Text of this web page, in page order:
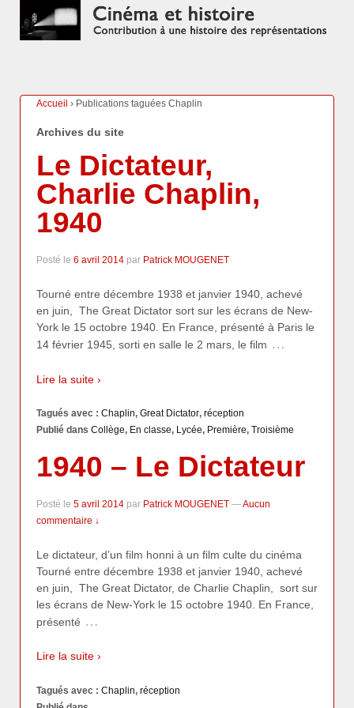
Accueil › Publications taguées Chaplin
Archives du site
Le Dictateur,
Charlie Chaplin,
1940
Posté le 6 avril 2014 par Patrick MOUGENET
Tourné entre décembre 1938 et janvier 1940, achevé
en juin, The Great Dictator sort sur les écrans de New-
York le 15 octobre 1940. En France, présenté à Paris le
14 février 1945, sorti en salle le 2 mars, le film …
Lire la suite ›
Tagués avec : Chaplin, Great Dictator, réception
Publié dans Collège, En classe, Lycée, Première, Troisième
1940 – Le Dictateur
Posté le 5 avril 2014 par Patrick MOUGENET —Aucun
commentaire ↓
Le dictateur, d’un film honni à un film culte du cinéma
Tourné entre décembre 1938 et janvier 1940, achevé
en juin, The Great Dictator, de Charlie Chaplin, sort sur
les écrans de New-York le 15 octobre 1940. En France,
présenté …
Lire la suite ›
Tagués avec : Chaplin, réception